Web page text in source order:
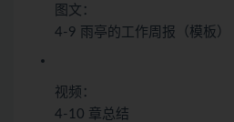
图文：
4-9 雨亭的工作周报（模板）
视频：
4-10 章总结